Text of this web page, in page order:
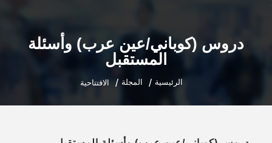
دروس (كوباني/عين عرب) وأسئلة
المستقبل
الرئيسية المجلة الافتتاحية